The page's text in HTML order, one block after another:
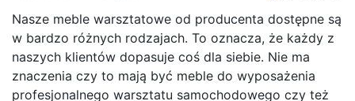
Nasze meble warsztatowe od producenta dostępne są
w bardzo różnych rodzajach. To oznacza, że każdy z
naszych klientów dopasuje coś dla siebie. Nie ma
znaczenia czy to mają być meble do wyposażenia
profesjonalnego warsztatu samochodowego czy też